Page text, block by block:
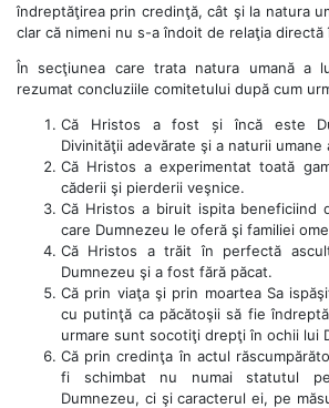
îndreptăţirea prin credinţă, cât şi la natura
clar că nimeni nu s-a îndoit de relaţia
În secţiunea care trata natura umană a
rezumat concluziile comitetului după cum
Că Hristos a fost și încă este
Divinităţii adevărate şi a naturii umane
Că Hristos a experimentat toată
căderii şi pierderii veşnice.
Că Hristos a biruit ispita beneficiind
care Dumnezeu le oferă şi familiei
Că Hristos a trăit în perfectă
Dumnezeu şi a fost fără păcat.
Că prin viaţa şi prin moartea Sa
cu putinţă ca păcătoşii să fie
urmare sunt socotiţi drepţi în ochii lui
Că prin credinţa în actul
fi schimbat nu numai statutul
Dumnezeu, ci şi caracterul ei, pe